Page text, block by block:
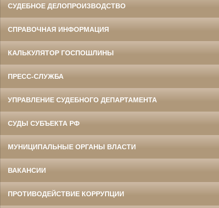
СУДЕБНОЕ ДЕЛОПРОИЗВОДСТВО
СПРАВОЧНАЯ ИНФОРМАЦИЯ
КАЛЬКУЛЯТОР ГОСПОШЛИНЫ
ПРЕСС-СЛУЖБА
УПРАВЛЕНИЕ СУДЕБНОГО ДЕПАРТАМЕНТА
СУДЫ СУБЪЕКТА РФ
МУНИЦИПАЛЬНЫЕ ОРГАНЫ ВЛАСТИ
ВАКАНСИИ
ПРОТИВОДЕЙСТВИЕ КОРРУПЦИИ